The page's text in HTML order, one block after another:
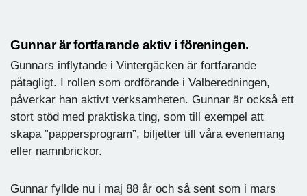
Gunnar är fortfarande aktiv i föreningen.
Gunnars inflytande i Vintergäcken är fortfarande
påtagligt. I rollen som ordförande i Valberedningen,
påverkar han aktivt verksamheten. Gunnar är också ett
stort stöd med praktiska ting, som till exempel att
skapa ”pappersprogram”, biljetter till våra evenemang
eller namnbrickor.
Gunnar fyllde nu i maj 88 år och så sent som i mars